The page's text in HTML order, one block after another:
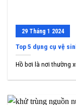
29 Tháng 1 2024
Top 5 dụng cụ vệ
Hồ bơi là nơi thường